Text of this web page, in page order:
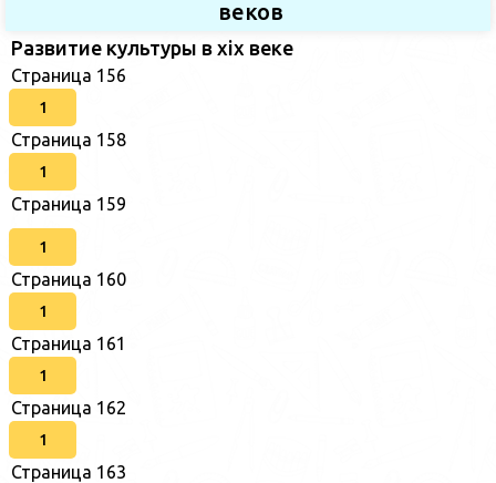
веков
Развитие культуры в xix веке
Страница 156
1
Страница 158
1
Страница 159
1
Страница 160
1
Страница 161
1
Страница 162
1
Страница 163